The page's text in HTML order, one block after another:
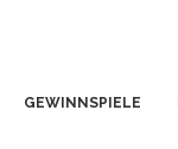
GEWINNSPIELE